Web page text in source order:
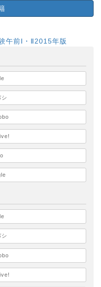
午前Ⅰ・Ⅱ2015年版
シ
シ